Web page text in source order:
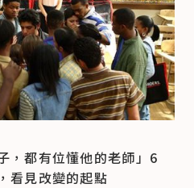
，都有位懂他的老師」6
看見改變的起點